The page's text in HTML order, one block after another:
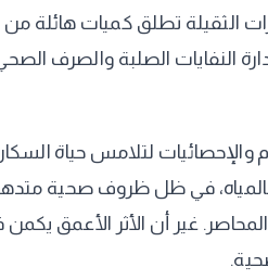
تطلق كميات هائلة من
النفايات الصلبة والصرف
والإحصائيات لتلامس
بالمياه، في ظل ظروف صحية
غير أن الأثر الأعمق